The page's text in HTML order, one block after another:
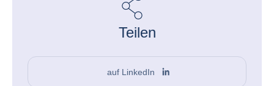
Teilen
auf LinkedIn